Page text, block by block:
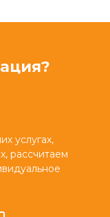
услугах,
рассчитаем